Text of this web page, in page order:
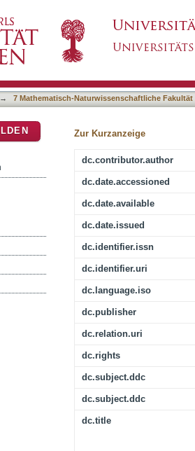
and Its Potential for
→ 7 Mathematisch-Naturwissenschaftliche Fakultät
Zur Kurzanzeige
dc.contributor.author
dc.date.accessioned
dc.date.available
dc.date.issued
dc.identifier.issn
dc.identifier.uri
dc.language.iso
dc.publisher
dc.relation.uri
dc.rights
dc.subject.ddc
dc.subject.ddc
dc.title